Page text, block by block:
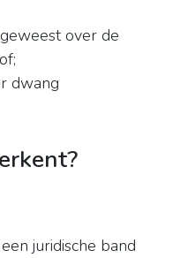
over de
dwang
juridische band